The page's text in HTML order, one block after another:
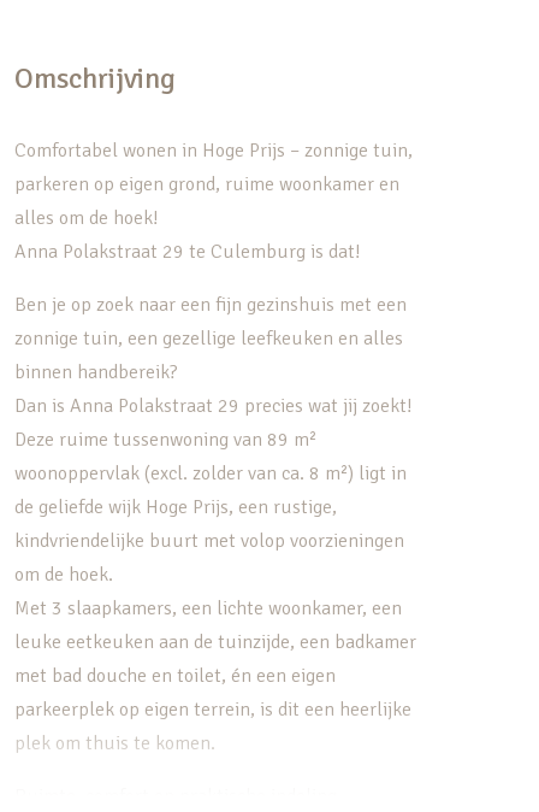
Omschrijving
Comfortabel wonen in Hoge Prijs – zonnige tuin,
parkeren op eigen grond, ruime woonkamer en
alles om de hoek!
Anna Polakstraat 29 te Culemburg is dat!
Ben je op zoek naar een fijn gezinshuis met een
zonnige tuin, een gezellige leefkeuken en alles
binnen handbereik?
Dan is Anna Polakstraat 29 precies wat jij zoekt!
Deze ruime tussenwoning van 89 m²
woonoppervlak (excl. zolder van ca. 8 m²) ligt in
de geliefde wijk Hoge Prijs, een rustige,
kindvriendelijke buurt met volop voorzieningen
om de hoek.
Met 3 slaapkamers, een lichte woonkamer, een
leuke eetkeuken aan de tuinzijde, een badkamer
met bad douche en toilet, én een eigen
parkeerplek op eigen terrein, is dit een heerlijke
plek om thuis te komen.